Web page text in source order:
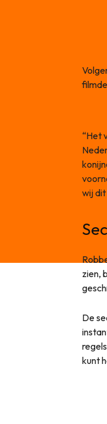
“Het
wij dit
zien,
De
kunt